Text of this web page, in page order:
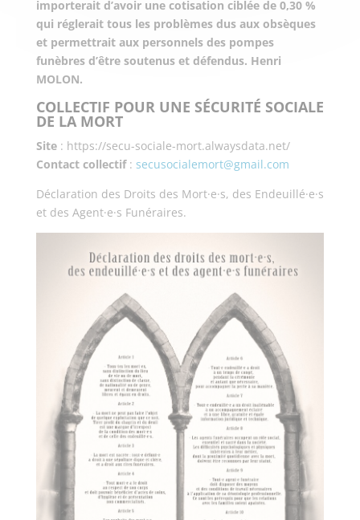
importerait d’avoir une cotisation ciblée de 0,30 %
qui réglerait tous les problèmes dus aux obsèques
et permettrait aux personnels des pompes
funèbres d’être soutenus et défendus. Henri
MOLON.
COLLECTIF POUR UNE SÉCURITÉ SOCIALE
DE LA MORT
Site: https://secu-sociale-mort.alwaysdata.net/
Contact collectif: secusocialemort@gmail.com
Déclaration des Droits des Mort·e·s, des Endeuillé·e·s
et des Agent·e·s Funéraires.